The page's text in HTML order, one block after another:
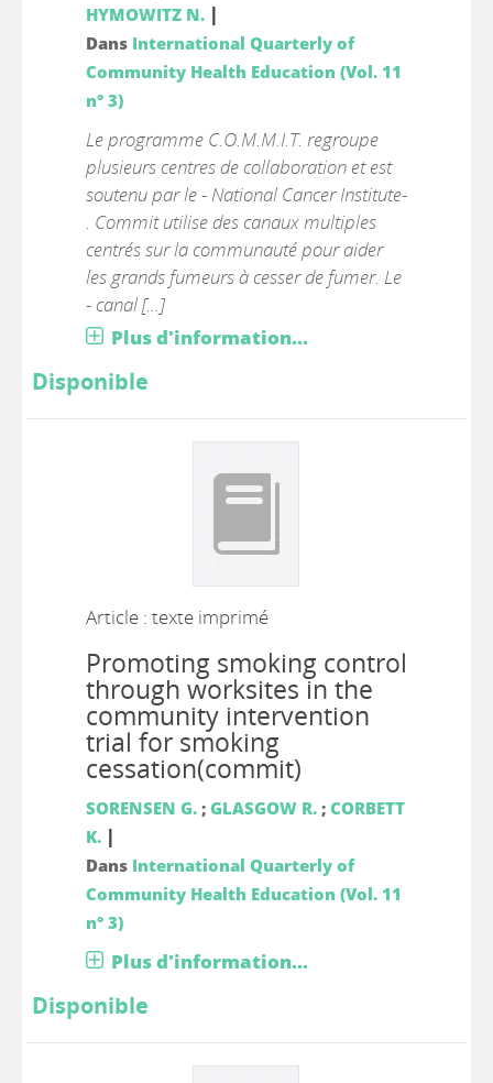
HYMOWITZ N. |
Dans International Quarterly of
Community Health Education (Vol. 11
n° 3)
Le programme C.O.M.M.I.T. regroupe
plusieurs centres de collaboration et est
soutenu par le - National Cancer Institute-
. Commit utilise des canaux multiples
centrés sur la communauté pour aider
les grands fumeurs à cesser de fumer. Le
- canal [...]
Plus d'information...
Disponible
Article : texte imprimé
Promoting smoking control
through worksites in the
community intervention
trial for smoking
cessation(commit)
SORENSEN G.; GLASGOW R.; CORBETT
K. |
Dans International Quarterly of
Community Health Education (Vol. 11
n° 3)
Plus d'information...
Disponible